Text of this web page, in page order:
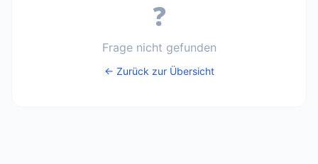
❓
Frage nicht gefunden
← Zurück zur Übersicht